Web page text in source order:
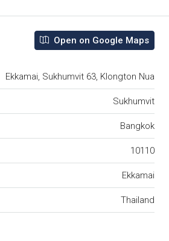
Open on Google Maps
Ekkamai, Sukhumvit 63, Klongton Nua
Sukhumvit
Bangkok
10110
Ekkamai
Thailand